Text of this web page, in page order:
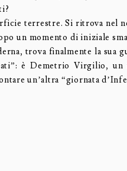
terrestre. Si ritrova nel
un momento di iniziale
trova finalmente la sua
è Demetrio Virgilio, un
un’altra “giornata